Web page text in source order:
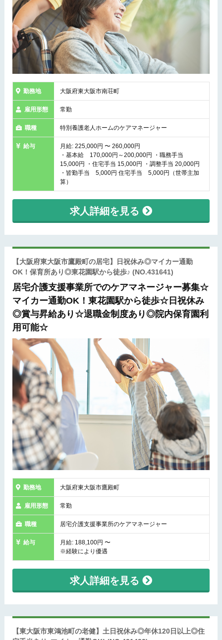
勤務地 大阪府東大阪市南荘町
雇用形態 常勤
職種 特別養護老人ホームのケアマネージャー
給与
月給: 225,000円 〜 260,000円
・基本給 170,000円～200,000円 ・職務手当
15,000円 ・住宅手当 15,000円 ・調整手当 20,000円
・皆勤手当 5,000円 住宅手当 5,000円（世帯主加
算）
求人詳細を見る
【大阪府東大阪市鷹殿町の居宅】日祝休み◎マイカー通勤
OK！保育所あり◎東花園駅から徒歩♪ (NO.431641)
居宅介護支援事業所でのケアマネージャー募集☆
マイカー通勤OK！東花園駅から徒歩☆日祝休み
◎賞与昇給あり☆退職金制度あり◎院内保育園利
用可能☆
勤務地 大阪府東大阪市鷹殿町
雇用形態 常勤
職種 居宅介護支援事業所のケアマネージャー
給与
月給: 188,100円 〜
※経験により優遇
求人詳細を見る
【東大阪市東鴻池町の老健】土日祝休み◎年休120日以上◎住